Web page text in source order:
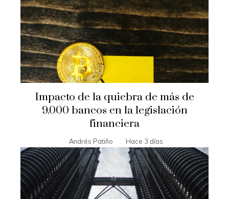
Impacto de la quiebra de más de
9.000 bancos en la legislación
financiera
Andrés Patiño Hace 3 días